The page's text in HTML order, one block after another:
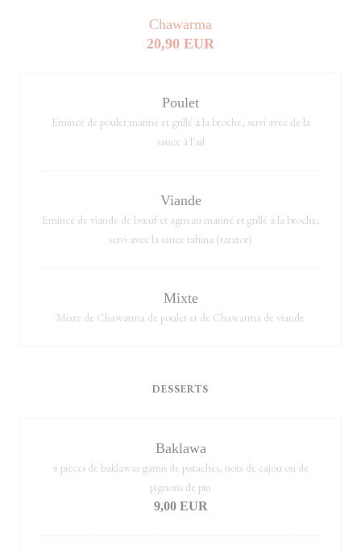
Chawarma
20,90 EUR
Poulet
Emincé de poulet mariné et grillé à la broche, servi avec de la
sauce à l'ail
Viande
Emincé de viande de bœuf et agneau mariné et grillé à la broche,
servi avec la sauce tahina (tarator)
Mixte
Mixte de Chawarma de poulet et de Chawarma de viande
DESSERTS
Baklawa
4 pièces de baklawas garnis de pistaches, noix de cajou ou de
pignons de pin
9,00 EUR